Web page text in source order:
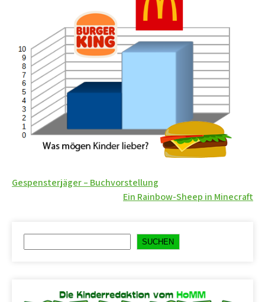
Beitragsnavigation
Gespensterjäger – Buchvorstellung
Ein Rainbow-Sheep in Minecraft
SUCHEN